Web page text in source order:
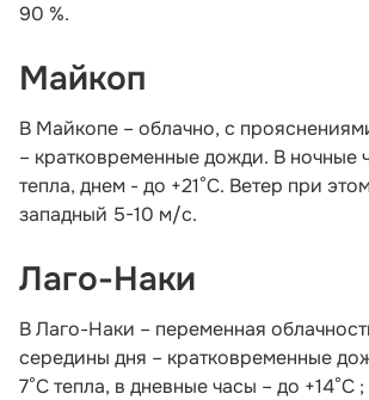
90 %.
Майкоп
В Майкопе – облачно, с
– кратковременные дожди. В ночные
тепла, днем - до +21°С. Ветер при
западный 5-10 м/с.
Лаго-Наки
В Лаго-Наки – переменная
середины дня – кратковременные
7°С тепла, в дневные часы – до +14°С ;